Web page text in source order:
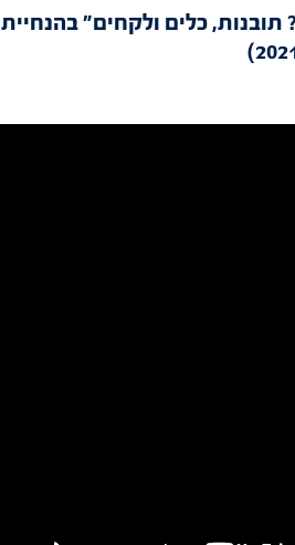
תובנות, כלים ולקחים" בהנחיית